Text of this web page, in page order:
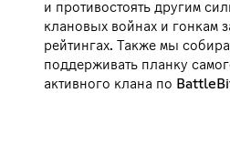
и противостоять другим
клановых войнах и гонкам
рейтингах. Также мы
поддерживать планку
активного клана по